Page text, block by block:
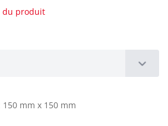
du produit
mm x 150 mm